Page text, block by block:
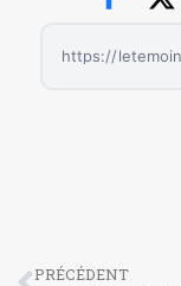
PRÉCÉDENT